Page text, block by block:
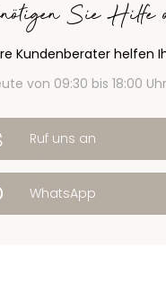
Sie Hilfe
Kundenberater helfen
von 09:30 bis 18:00
Ruf uns an
WhatsApp